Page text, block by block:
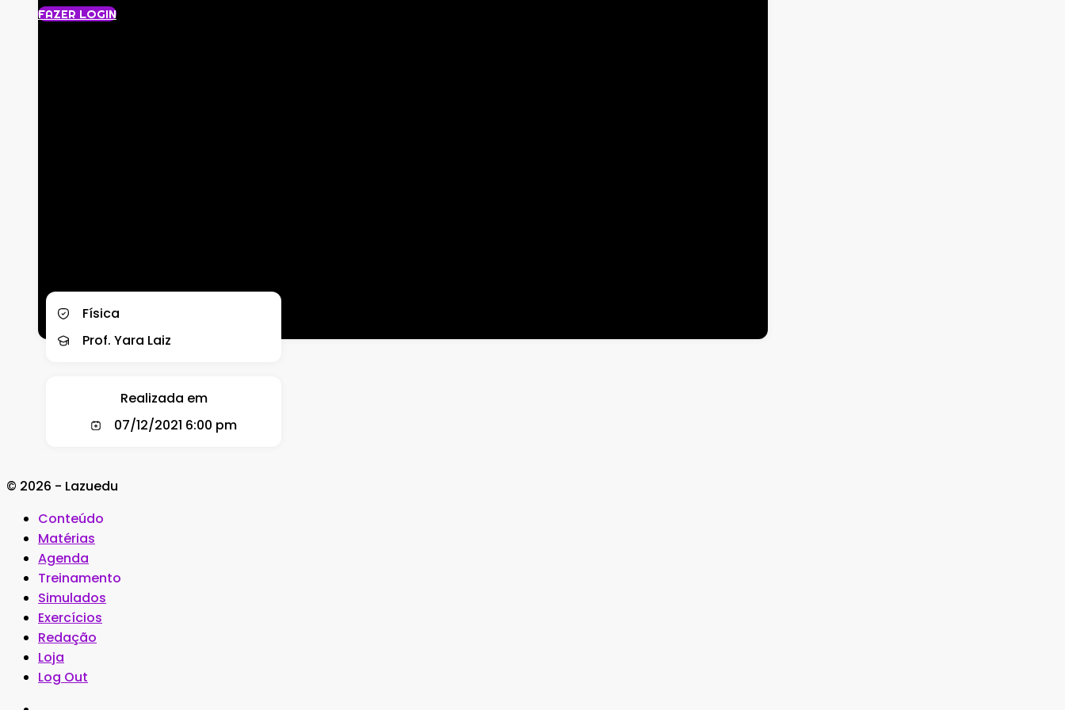
FAZER LOGIN
Física
Prof. Yara Laiz
Realizada em
07/12/2021 6:00 pm
© 2026 - Lazuedu
Conteúdo
Matérias
Agenda
Treinamento
Simulados
Exercícios
Redação
Loja
Log Out